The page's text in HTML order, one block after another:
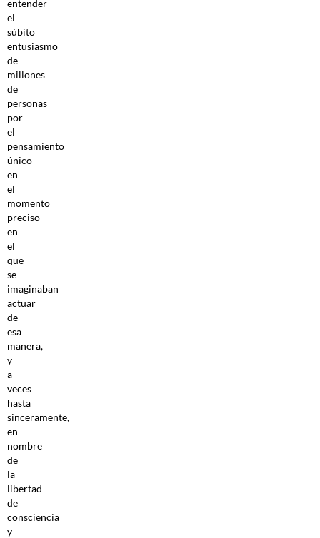
entender
el
súbito
entusiasmo
de
millones
de
personas
por
el
pensamiento
único
en
el
momento
preciso
en
el
que
se
imaginaban
actuar
de
esa
manera,
y
a
veces
hasta
sinceramente,
en
nombre
de
la
libertad
de
consciencia
y